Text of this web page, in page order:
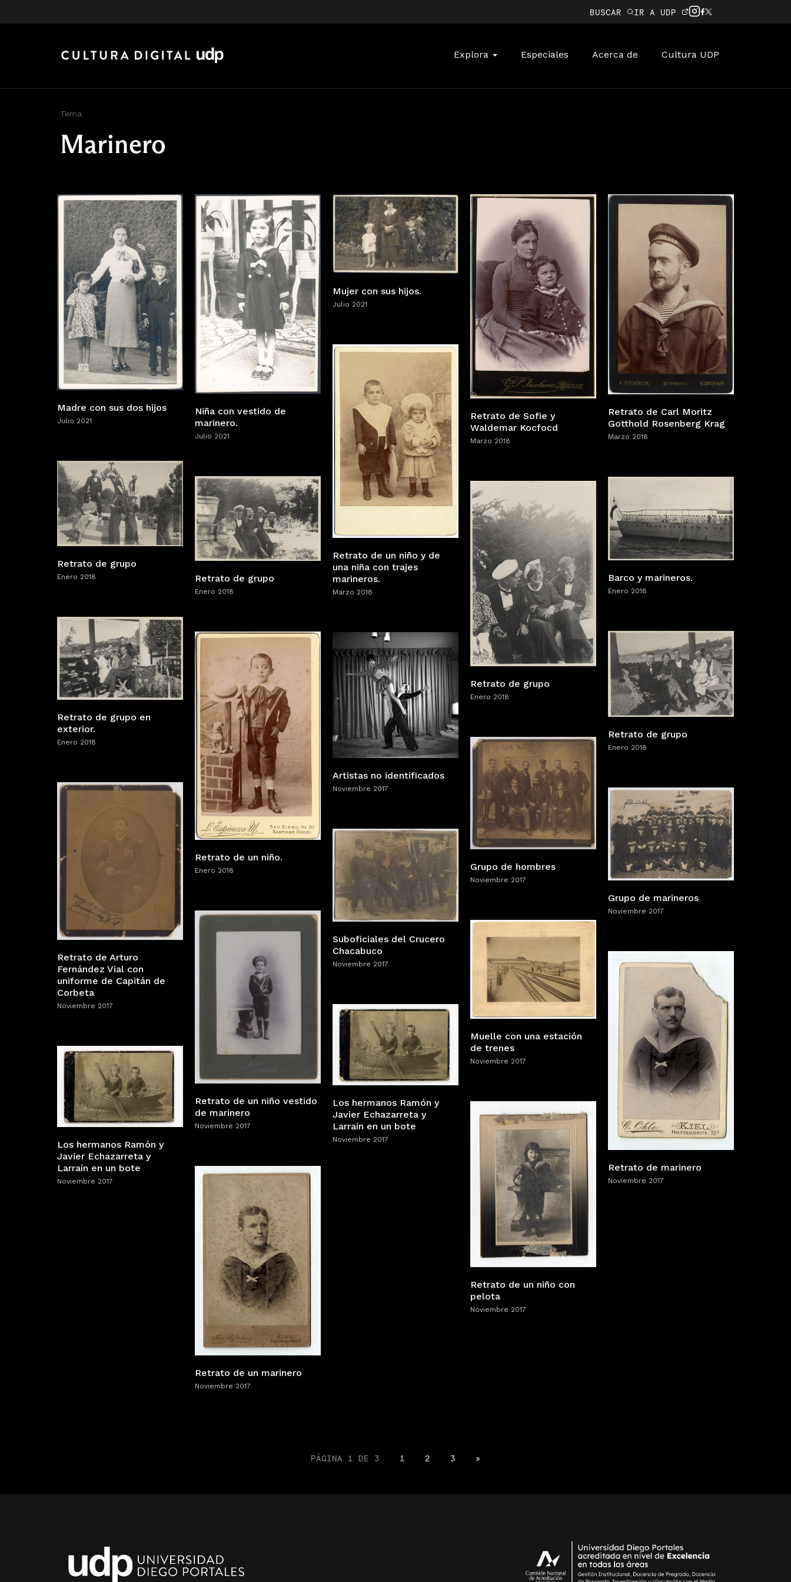
BUSCAR IR A UDP
Explora Especiales Acerca de Cultura UDP
Tema
Marinero
Madre con sus dos hijos
Julio 2021
Niña con vestido de
marinero.
Julio 2021
Mujer con sus hijos.
Julio 2021
Retrato de Sofie y
Waldemar Kocfocd
Marzo 2018
Retrato de Carl Moritz
Gotthold Rosenberg Krag
Marzo 2018
Retrato de un niño y de
una niña con trajes
marineros.
Marzo 2018
Retrato de grupo
Enero 2018 Retrato de grupo
Enero 2018
Barco y marineros.
Enero 2018
Retrato de grupo
Enero 2018
Retrato de grupo en
exterior.
Enero 2018
Retrato de grupo
Enero 2018
Retrato de un niño.
Enero 2018
Artistas no identificados
Noviembre 2017
Grupo de hombres
Noviembre 2017
Retrato de Arturo
Fernández Vial con
uniforme de Capitán de
Corbeta
Noviembre 2017
Grupo de marineros
Noviembre 2017
Suboficiales del Crucero
Chacabuco
Noviembre 2017
Retrato de un niño vestido
de marinero
Noviembre 2017
Muelle con una estación
de trenes
Noviembre 2017
Retrato de marinero
Noviembre 2017
Los hermanos Ramón y
Javier Echazarreta y
Larraín en un bote
Noviembre 2017
Los hermanos Ramón y
Javier Echazarreta y
Larraín en un bote
Noviembre 2017
Retrato de un niño con
pelota
Noviembre 2017
Retrato de un marinero
Noviembre 2017
PÁGINA 1 DE 3 1 2 3 »